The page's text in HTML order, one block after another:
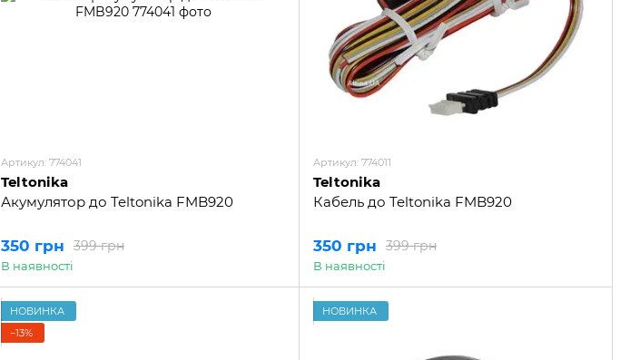
Артикул: 774041
Teltonika
Акумулятор до Teltonika FMB920
399 грн
350 грн
В наявності
Артикул: 774011
Teltonika
Кабель до Teltonika FMB920
399 грн
350 грн
В наявності
НОВИНКА
−13%
НОВИНКА